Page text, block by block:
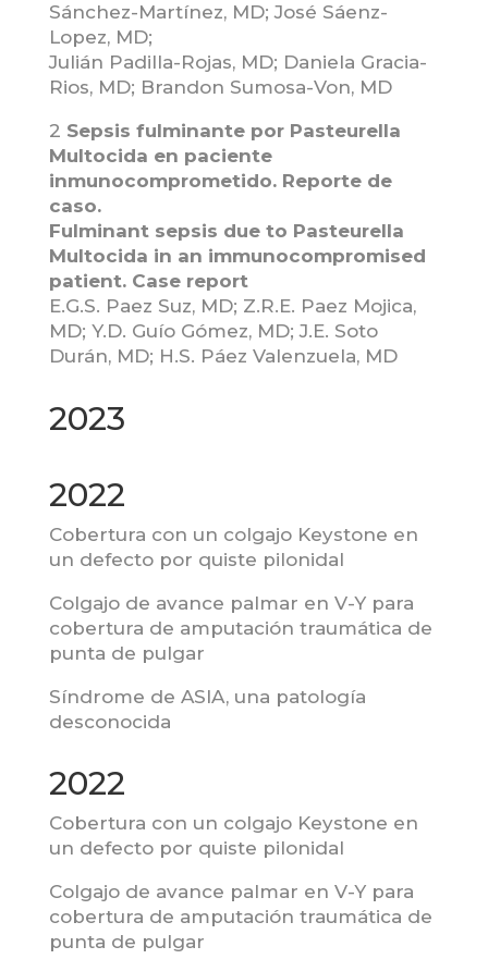
Sánchez-Martínez, MD; José Sáenz-
Lopez, MD;
Julián Padilla-Rojas, MD; Daniela Gracia-
Rios, MD; Brandon Sumosa-Von, MD
2 Sepsis fulminante por Pasteurella
Multocida en paciente
inmunocomprometido. Reporte de
caso.
Fulminant sepsis due to Pasteurella
Multocida in an immunocompromised
patient. Case report
E.G.S. Paez Suz, MD; Z.R.E. Paez Mojica,
MD; Y.D. Guío Gómez, MD; J.E. Soto
Durán, MD; H.S. Páez Valenzuela, MD
2023
2022
Cobertura con un colgajo Keystone en
un defecto por quiste pilonidal
Colgajo de avance palmar en V-Y para
cobertura de amputación traumática de
punta de pulgar
Síndrome de ASIA, una patología
desconocida
2022
Cobertura con un colgajo Keystone en
un defecto por quiste pilonidal
Colgajo de avance palmar en V-Y para
cobertura de amputación traumática de
punta de pulgar